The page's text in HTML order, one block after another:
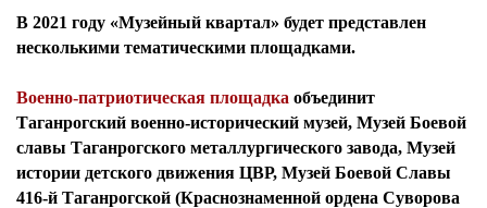
В 2021 году «Музейный квартал» будет представлен
несколькими тематическими площадками.
Военно-патриотическая площадка объединит
Таганрогский военно-исторический музей, Музей Боевой
славы Таганрогского металлургического завода, Музей
истории детского движения ЦВР, Музей Боевой Славы
416-й Таганрогской (Краснознаменной ордена Суворова